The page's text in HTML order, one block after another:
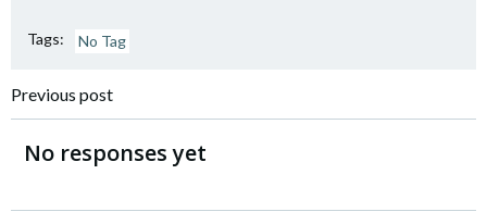
Tags: No Tag
Post
navigation
Previous post
No responses yet